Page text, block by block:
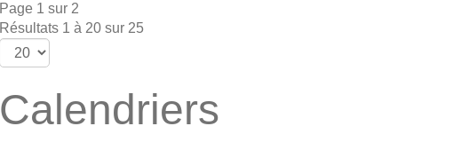
Page 1 sur 2
Résultats 1 à 20 sur 25
Calendriers